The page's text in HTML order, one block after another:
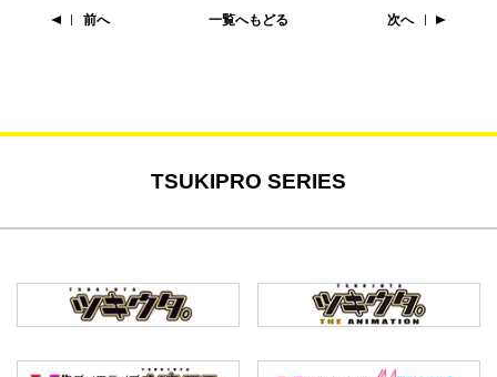
前へ 一覧へもどる 次へ
TSUKIPRO SERIES